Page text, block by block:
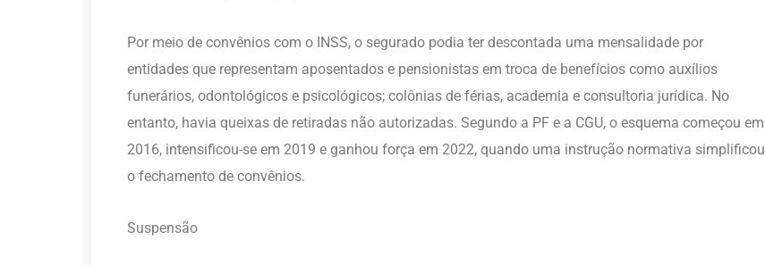
Por meio de convênios com o INSS, o segurado podia ter descontada uma mensalidade por
entidades que representam aposentados e pensionistas em troca de benefícios como auxílios
funerários, odontológicos e psicológicos; colônias de férias, academia e consultoria jurídica. No
entanto, havia queixas de retiradas não autorizadas. Segundo a PF e a CGU, o esquema começou em
2016, intensificou-se em 2019 e ganhou força em 2022, quando uma instrução normativa simplificou
o fechamento de convênios.
Suspensão